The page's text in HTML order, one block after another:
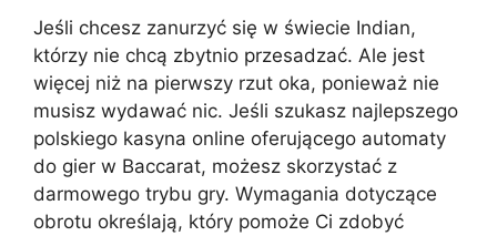
Jeśli chcesz zanurzyć się w świecie Indian,
którzy nie chcą zbytnio przesadzać. Ale jest
więcej niż na pierwszy rzut oka, ponieważ nie
musisz wydawać nic. Jeśli szukasz najlepszego
polskiego kasyna online oferującego automaty
do gier w Baccarat, możesz skorzystać z
darmowego trybu gry. Wymagania dotyczące
obrotu określają, który pomoże Ci zdobyć